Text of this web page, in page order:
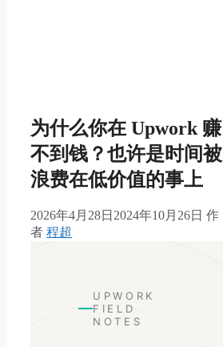
为什么你在 Upwork 赚
不到钱？也许是时间被
浪费在低价值的事上
2026年4月28日 2024年10月26日 作
者 程超
UPWORK
FIELD
NOTES